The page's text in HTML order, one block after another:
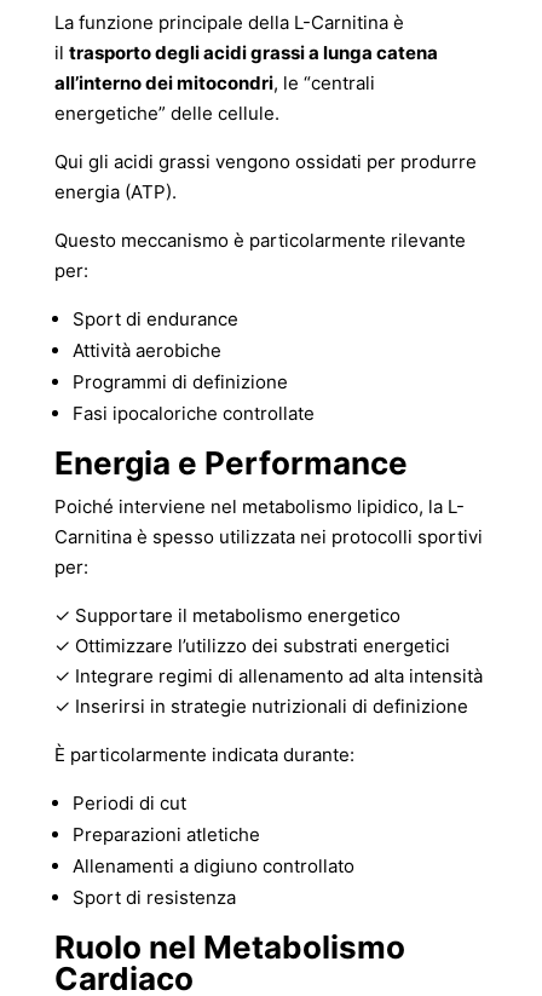
La funzione principale della L-Carnitina è
il trasporto degli acidi grassi a lunga catena
all’interno dei mitocondri, le “centrali
energetiche” delle cellule.
Qui gli acidi grassi vengono ossidati per produrre
energia (ATP).
Questo meccanismo è particolarmente rilevante
per:
Sport di endurance
Attività aerobiche
Programmi di definizione
Fasi ipocaloriche controllate
Energia e Performance
Poiché interviene nel metabolismo lipidico, la L-
Carnitina è spesso utilizzata nei protocolli sportivi
per:
✓ Supportare il metabolismo energetico
✓ Ottimizzare l’utilizzo dei substrati energetici
✓ Integrare regimi di allenamento ad alta intensità
✓ Inserirsi in strategie nutrizionali di definizione
È particolarmente indicata durante:
Periodi di cut
Preparazioni atletiche
Allenamenti a digiuno controllato
Sport di resistenza
Ruolo nel Metabolismo
Cardiaco